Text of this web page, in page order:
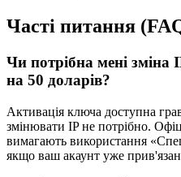
Часті питання
Чи потрібна мені зміна
на 50 доларів?
Активація ключа доступна
змінювати IP не потрібно.
вимагають використання
якщо ваш акаунт уже